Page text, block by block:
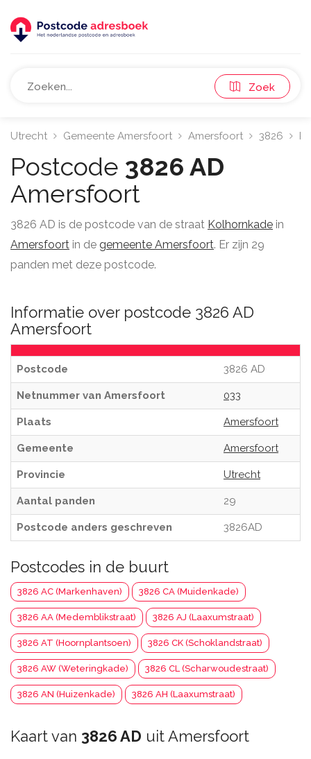
Zoek
Utrecht Gemeente Amersfoort Amersfoort 3826
Postcode 3826 AD
Amersfoort
3826 AD is de postcode van de straat Kolhornkade in
Amersfoort in de gemeente Amersfoort. Er zijn 29
panden met deze postcode.
Informatie over postcode 3826 AD
Amersfoort
Postcode 3826 AD
Netnummer van Amersfoort 033
Plaats Amersfoort
Gemeente Amersfoort
Provincie Utrecht
Aantal panden 29
Postcode anders geschreven 3826AD
Postcodes in de buurt
3826 AC (Markenhaven) 3826 CA (Muidenkade)
3826 AA (Medemblikstraat) 3826 AJ (Laaxumstraat)
3826 AT (Hoornplantsoen) 3826 CK (Schoklandstraat)
3826 AW (Weteringkade) 3826 CL (Scharwoudestraat)
3826 AN (Huizenkade) 3826 AH (Laaxumstraat)
Kaart van 3826 AD uit Amersfoort